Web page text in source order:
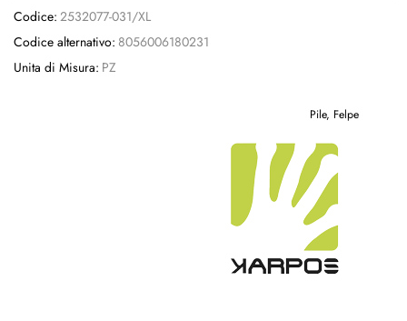
Codice: 2532077-031/XL
Codice alternativo: 8056006180231
Unita di Misura: PZ
Pile, Felpe